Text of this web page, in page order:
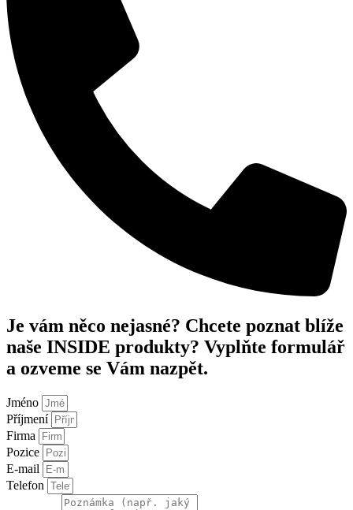
Je vám něco nejasné? Chcete poznat blíže
naše INSIDE produkty? Vyplňte formulář
a ozveme se Vám nazpět.
Jméno
Příjmení
Firma
Pozice
E-mail
Telefon